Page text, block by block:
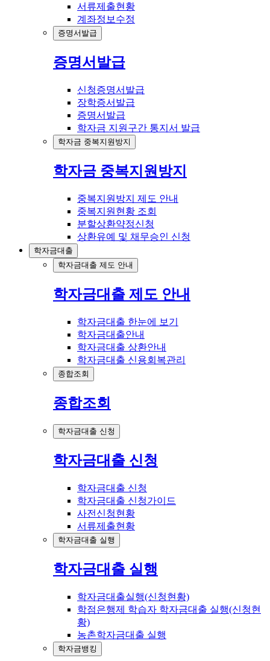
서류제출현황
계좌정보수정
증명서발급
증명서발급
신청증명서발급
장학증서발급
증명서발급
학자금 지원구간 통지서 발급
학자금 중복지원방지
학자금 중복지원방지
중복지원방지 제도 안내
중복지원현황 조회
분할상환약정신청
상환유예 및 채무승인 신청
학자금대출
학자금대출 제도 안내
학자금대출 제도 안내
학자금대출 한눈에 보기
학자금대출안내
학자금대출 상환안내
학자금대출 신용회복관리
종합조회
종합조회
학자금대출 신청
학자금대출 신청
학자금대출 신청
학자금대출 신청가이드
사전신청현황
서류제출현황
학자금대출 실행
학자금대출 실행
학자금대출실행(신청현황)
학점은행제 학습자 학자금대출 실행(신청현
황)
농촌학자금대출 실행
학자금뱅킹